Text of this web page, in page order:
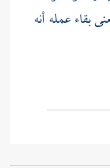
بقاء عمله أنه